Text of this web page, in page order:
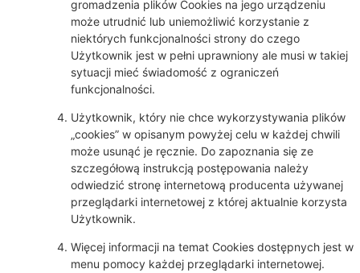
gromadzenia plików Cookies na jego urządzeniu
może utrudnić lub uniemożliwić korzystanie z
niektórych funkcjonalności strony do czego
Użytkownik jest w pełni uprawniony ale musi w takiej
sytuacji mieć świadomość z ograniczeń
funkcjonalności.
Użytkownik, który nie chce wykorzystywania plików
„cookies” w opisanym powyżej celu w każdej chwili
może usunąć je ręcznie. Do zapoznania się ze
szczegółową instrukcją postępowania należy
odwiedzić stronę internetową producenta używanej
przeglądarki internetowej z której aktualnie korzysta
Użytkownik.
Więcej informacji na temat Cookies dostępnych jest w
menu pomocy każdej przeglądarki internetowej.